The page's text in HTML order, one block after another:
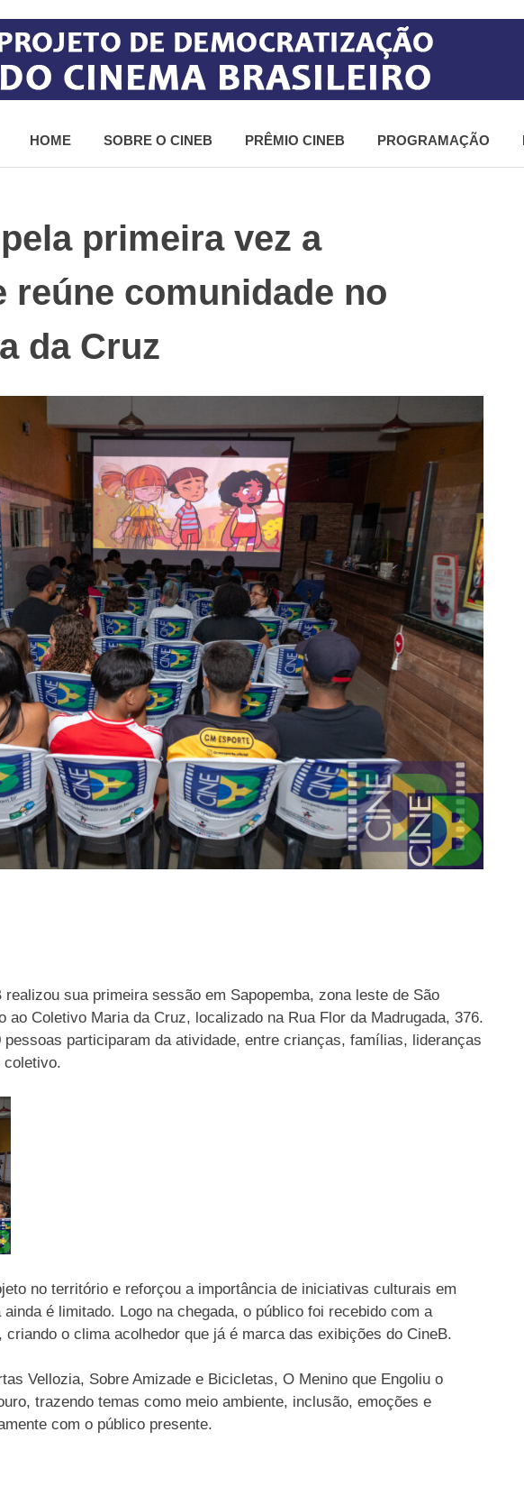
HOME SOBRE O CINEB PRÊMIO CINEB PROGRAMAÇÃO
primeira vez a
reúne comunidade no
da Cruz
sua primeira sessão em Sapopemba, zona leste de São
ao Coletivo Maria da Cruz, localizado na Rua Flor da Madrugada, 376.
participaram da atividade, entre crianças, famílias, lideranças
coletivo.
no território e reforçou a importância de iniciativas culturais em
é limitado. Logo na chegada, o público foi recebido com a
criando o clima acolhedor que já é marca das exibições do CineB.
Vellozia, Sobre Amizade e Bicicletas, O Menino que Engoliu o
trazendo temas como meio ambiente, inclusão, emoções e
com o público presente.